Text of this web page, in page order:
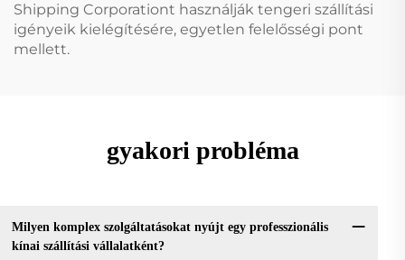
Shipping Corporationt használják tengeri szállítási
igényeik kielégítésére, egyetlen felelősségi pont
mellett.
gyakori probléma
Milyen komplex szolgáltatásokat nyújt egy professzionális
kínai szállítási vállalatként?